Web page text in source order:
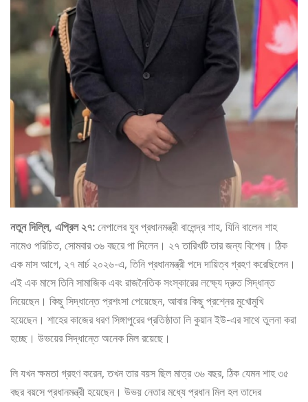
নতুন দিল্লি, এপ্রিল ২৭:নেপালের যুব প্রধানমন্ত্রী বালেন্দ্র শাহ, যিনি বালেন শাহ
নামেও পরিচিত, সোমবার ৩৬ বছরে পা দিলেন। ২৭ তারিখটি তার জন্য বিশেষ। ঠিক
এক মাস আগে, ২৭ মার্চ ২০২৬-এ, তিনি প্রধানমন্ত্রী পদে দায়িত্ব গ্রহণ করেছিলেন।
এই এক মাসে তিনি সামাজিক এবং রাজনৈতিক সংস্কারের লক্ষ্যে দ্রুত সিদ্ধান্ত
নিয়েছেন। কিছু সিদ্ধান্তে প্রশংসা পেয়েছেন, আবার কিছু প্রশ্নের মুখোমুখি
হয়েছেন। শাহের কাজের ধরণ সিঙ্গাপুরের প্রতিষ্ঠাতা লি কুয়ান ইউ-এর সাথে তুলনা করা
হচ্ছে। উভয়ের সিদ্ধান্তে অনেক মিল রয়েছে।
লি যখন ক্ষমতা গ্রহণ করেন, তখন তার বয়স ছিল মাত্র ৩৬ বছর, ঠিক যেমন শাহ ৩৫
বছর বয়সে প্রধানমন্ত্রী হয়েছেন। উভয় নেতার মধ্যে প্রধান মিল হল তাদের